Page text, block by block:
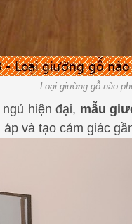
Loại giường gỗ nào
hiện đại, mẫu
và tạo cảm giác